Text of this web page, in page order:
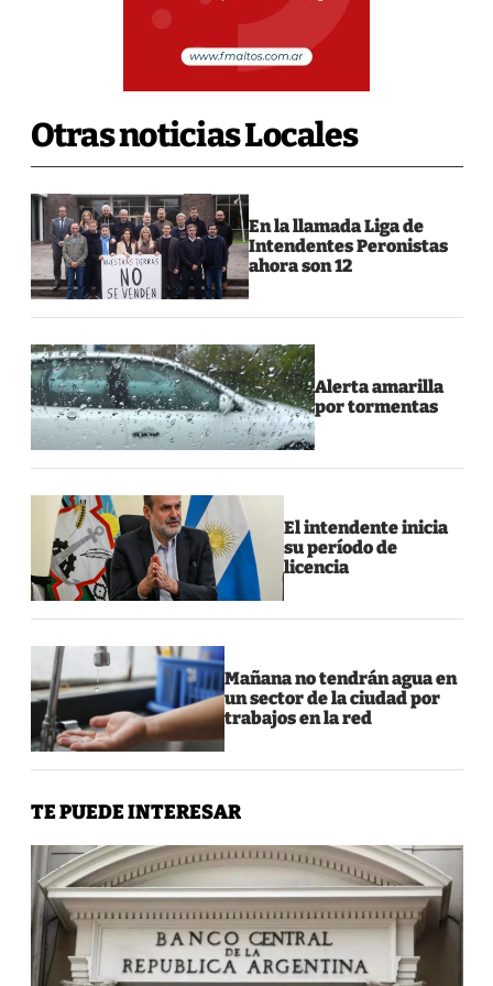
Otras noticias Locales
En la llamada Liga de
Intendentes Peronistas
ahora son 12
Alerta amarilla
por tormentas
El intendente inicia
su período de
licencia
Mañana no tendrán agua en
un sector de la ciudad por
trabajos en la red
TE PUEDE INTERESAR